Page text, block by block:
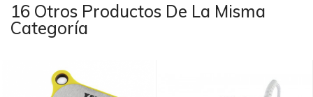
16 Otros Productos De La Misma
Categoría